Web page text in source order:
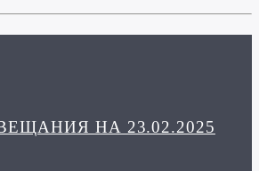
НА 23.02.2025